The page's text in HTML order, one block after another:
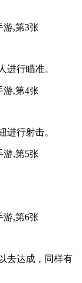
进行瞄准。
进行射击。
去达成，同样有